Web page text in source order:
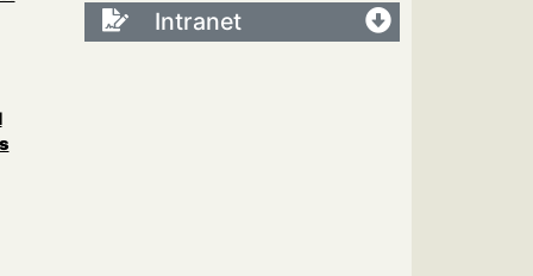
Intranet